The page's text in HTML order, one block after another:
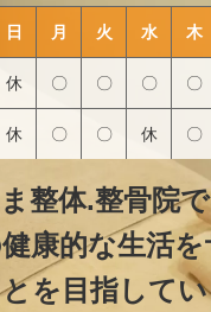
日 月 火 水 木
休 〇 〇 〇 〇
休 〇 〇 休 〇
整体.整骨院
康的な生活を
を目指して